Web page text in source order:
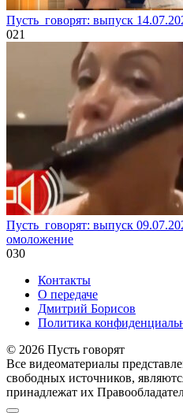
Пусть_говорят: выпуск
021
Пусть_говорят: выпуск
омоложение
030
Контакты
О передаче
Дмитрий Борисов
Политика
© 2026 Пусть говорят
Все видеоматериалы
свободных источников,
принадлежат их